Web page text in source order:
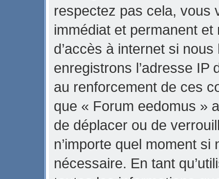
respectez pas cela, vous
immédiat et permanent
d’accès à internet si
enregistrons l’adresse IP
au renforcement de ces
que « Forum eedomus »
de déplacer ou de
n’importe quel moment
nécessaire. En tant